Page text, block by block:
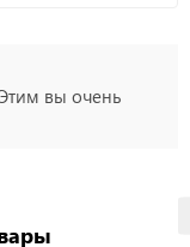
вы очень